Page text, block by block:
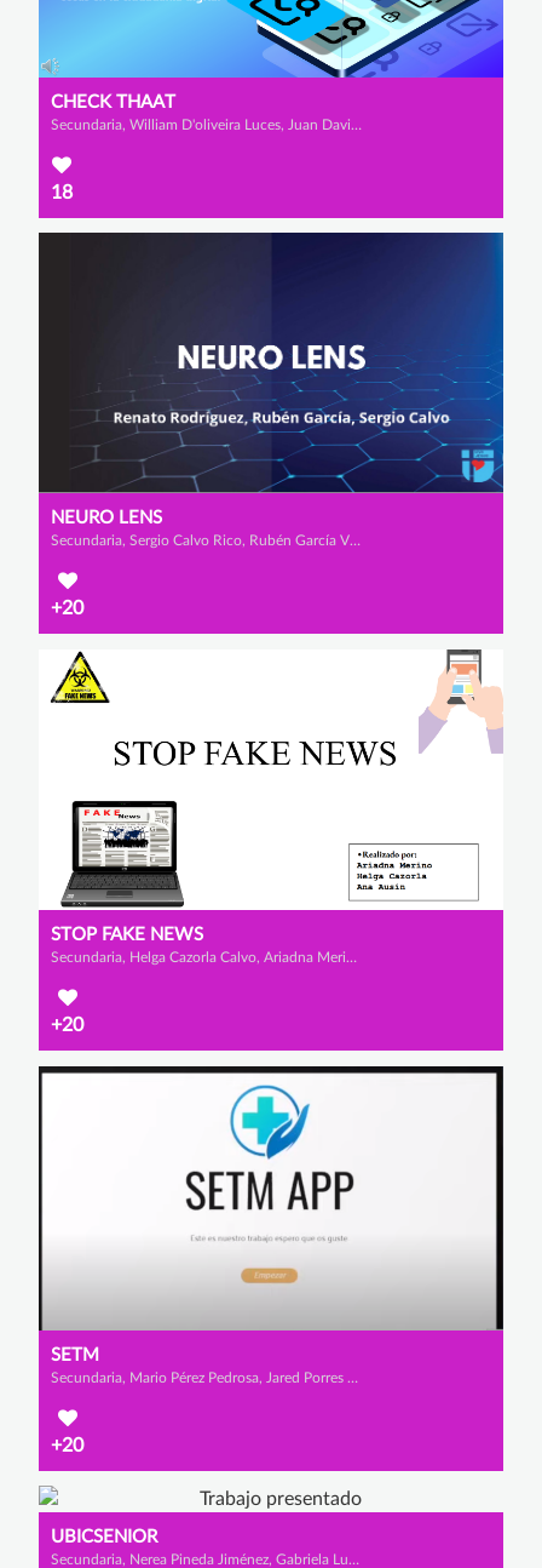
CHECK THAAT
Secundaria, William D'oliveira Luces, Juan David Hernández Toro y Andrea Vallejo Cornejo
18
NEURO LENS
Secundaria, Sergio Calvo Rico, Rubén García Villaescusa y Renato Rodríguez López
+20
STOP FAKE NEWS
Secundaria, Helga Cazorla Calvo, Ariadna Merino García y Ana Ausín Ausín
+20
SETM
Secundaria, Mario Pérez Pedrosa, Jared Porres Piñar y Miguel Alcalde Benito
+20
UBICSENIOR
Secundaria, Nerea Pineda Jiménez, Gabriela Luque Barahona y Carla Gómez Tello